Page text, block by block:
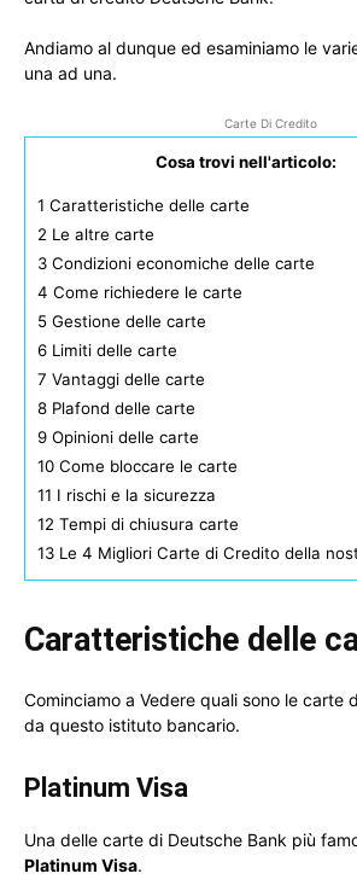
Andiamo al dunque ed esaminiamo le
una ad una.
Carte Di Credito
Cosa trovi nell'articolo:
1 Caratteristiche delle carte
2 Le altre carte
3 Condizioni economiche delle carte
4 Come richiedere le carte
5 Gestione delle carte
6 Limiti delle carte
7 Vantaggi delle carte
8 Plafond delle carte
9 Opinioni delle carte
10 Come bloccare le carte
11 I rischi e la sicurezza
12 Tempi di chiusura carte
13 Le 4 Migliori Carte di Credito della
Caratteristiche delle
Cominciamo a Vedere quali sono le carte
da questo istituto bancario.
Platinum Visa
Una delle carte di Deutsche Bank più
Platinum Visa.